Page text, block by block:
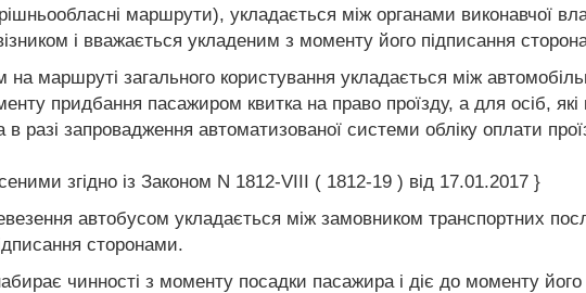
маршрути), укладається між органами виконавчої
і вважається укладеним з моменту його підписання
маршруті загального користування укладається між
придбання пасажиром квитка на право проїзду, а для осіб, які
разі запровадження автоматизованої системи обліку оплати
згідно із Законом N 1812-VIII ( 1812-19 ) від 17.01.2017 }
автобусом укладається між замовником транспортних
сторонами.
чинності з моменту посадки пасажира і діє до моменту